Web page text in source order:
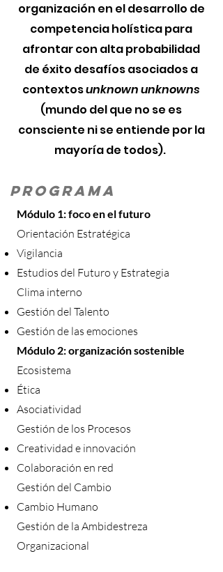
organización en el desarrollo de
competencia holística para
afrontar con alta probabilidad
de éxito desafíos asociados a
contextosunknown unknowns
(mundo del que no se es
consciente ni se entiende por la
mayoría de todos).
programa
Módulo 1: foco en el futuro
Orientación Estratégica
Vigilancia
Estudios del Futuro y Estrategia
Clima interno
Gestión del Talento
Gestión de las emociones
Módulo 2: organización sostenible
Ecosistema
​Ética
Asociatividad
Gestión de los Procesos
Creatividad e innovación
Colaboración en red
Gestión del Cambio
Cambio Humano
Gestión de la Ambidestreza
Organizacional